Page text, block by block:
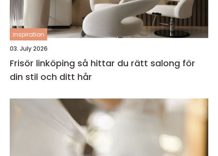
inspiration
03. July 2026
Frisör linköping så hittar du rätt salong för
din stil och ditt hår